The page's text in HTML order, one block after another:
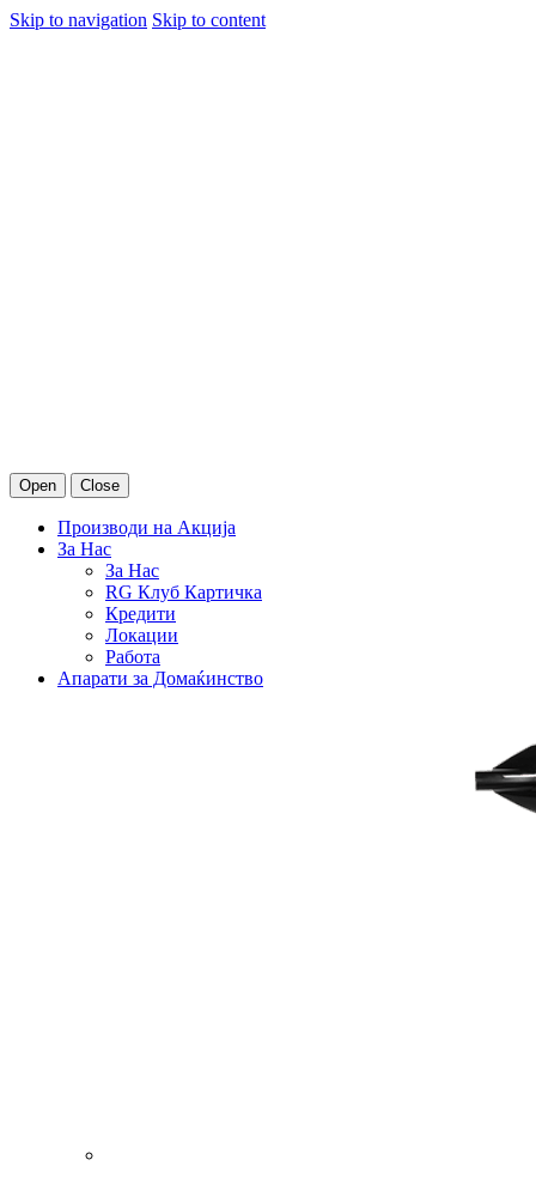
Skip to navigation Skip to content
Open Close
Производи на Акција
За Нас
За Нас
RG Клуб Картичка
Кредити
Локации
Работа
Апарати за Домаќинство